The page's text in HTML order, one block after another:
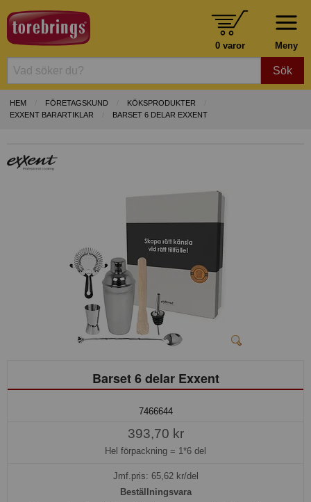
Meny
0 varor
Sök
HEM FÖRETAGSKUND
KÖKSPRODUKTER
EXXENT BARARTIKLAR
BARSET 6 DELAR EXXENT
Barset 6 delar Exxent
7466644
393,70 kr
Hel förpackning = 1*6 del
Jmf.pris: 65,62kr/del
Beställningsvara